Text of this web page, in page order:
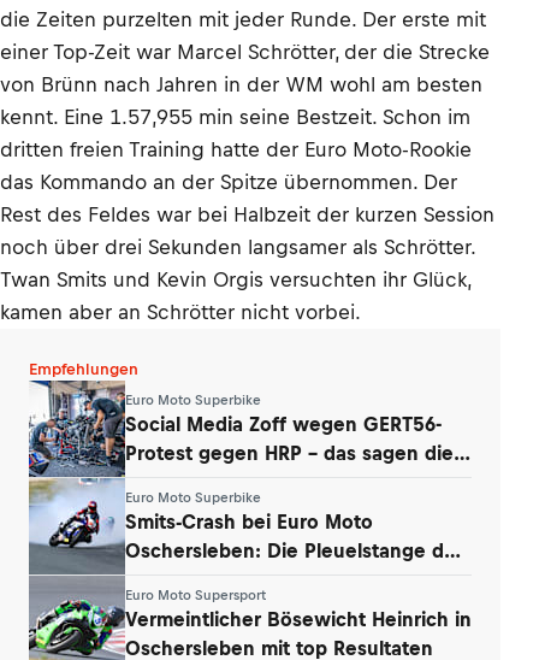
die Zeiten purzelten mit jeder Runde. Der erste mit
einer Top-Zeit war Marcel Schrötter, der die Strecke
von Brünn nach Jahren in der WM wohl am besten
kennt. Eine 1.57,955 min seine Bestzeit. Schon im
dritten freien Training hatte der Euro Moto-Rookie
das Kommando an der Spitze übernommen. Der
Rest des Feldes war bei Halbzeit der kurzen Session
noch über drei Sekunden langsamer als Schrötter.
Twan Smits und Kevin Orgis versuchten ihr Glück,
kamen aber an Schrötter nicht vorbei.
Empfehlungen
Euro Moto Superbike
Social Media Zoff wegen GERT56-
Protest gegen HRP – das sagen die
Euro Moto Superbike
Smits-Crash bei Euro Moto
Oschersleben: Die Pleuelstange der
Euro Moto Supersport
Vermeintlicher Bösewicht Heinrich in
Oschersleben mit top Resultaten